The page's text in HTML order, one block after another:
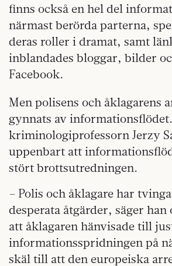
finns också en hel del
närmast berörda parterna,
deras roller i dramat, samt
inblandades bloggar, bilder
Facebook.
Men polisens och åklagarens
gynnats av
kriminologiprofessorn Jerzy
uppenbart att
stört brottsutredningen.
– Polis och åklagare har
desperata åtgärder, säger han
att åklagaren hänvisade till
informationsspridningen på
skäl till att den europeiska